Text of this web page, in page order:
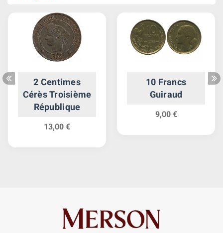
2 Centimes
Cérès Troisième
République
13,00 €
10 Francs
Guiraud
9,00 €